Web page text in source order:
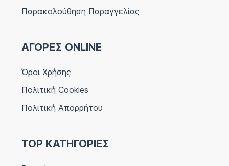
Παρακολούθηση Παραγγελίας
ΑΓΟΡΕΣ ONLINE
Όροι Χρήσης
Πολιτική Cookies
Πολιτική Απορρήτου
TOP ΚΑΤΗΓΟΡΙΕΣ